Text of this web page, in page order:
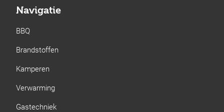
Navigatie
BBQ
Brandstoffen
Kamperen
Verwarming
Gastechniek